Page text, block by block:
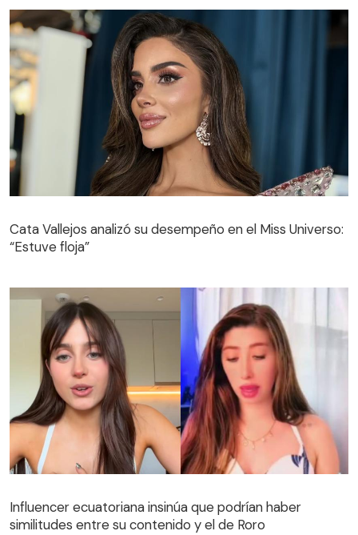
Cata Vallejos analizó su desempeño en el Miss Universo:
“Estuve floja”
Influencer ecuatoriana insinúa que podrían haber
similitudes entre su contenido y el de Roro